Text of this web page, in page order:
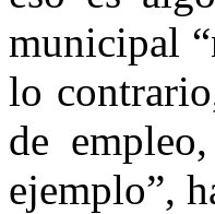
municipal
lo
de
ejemplo”,